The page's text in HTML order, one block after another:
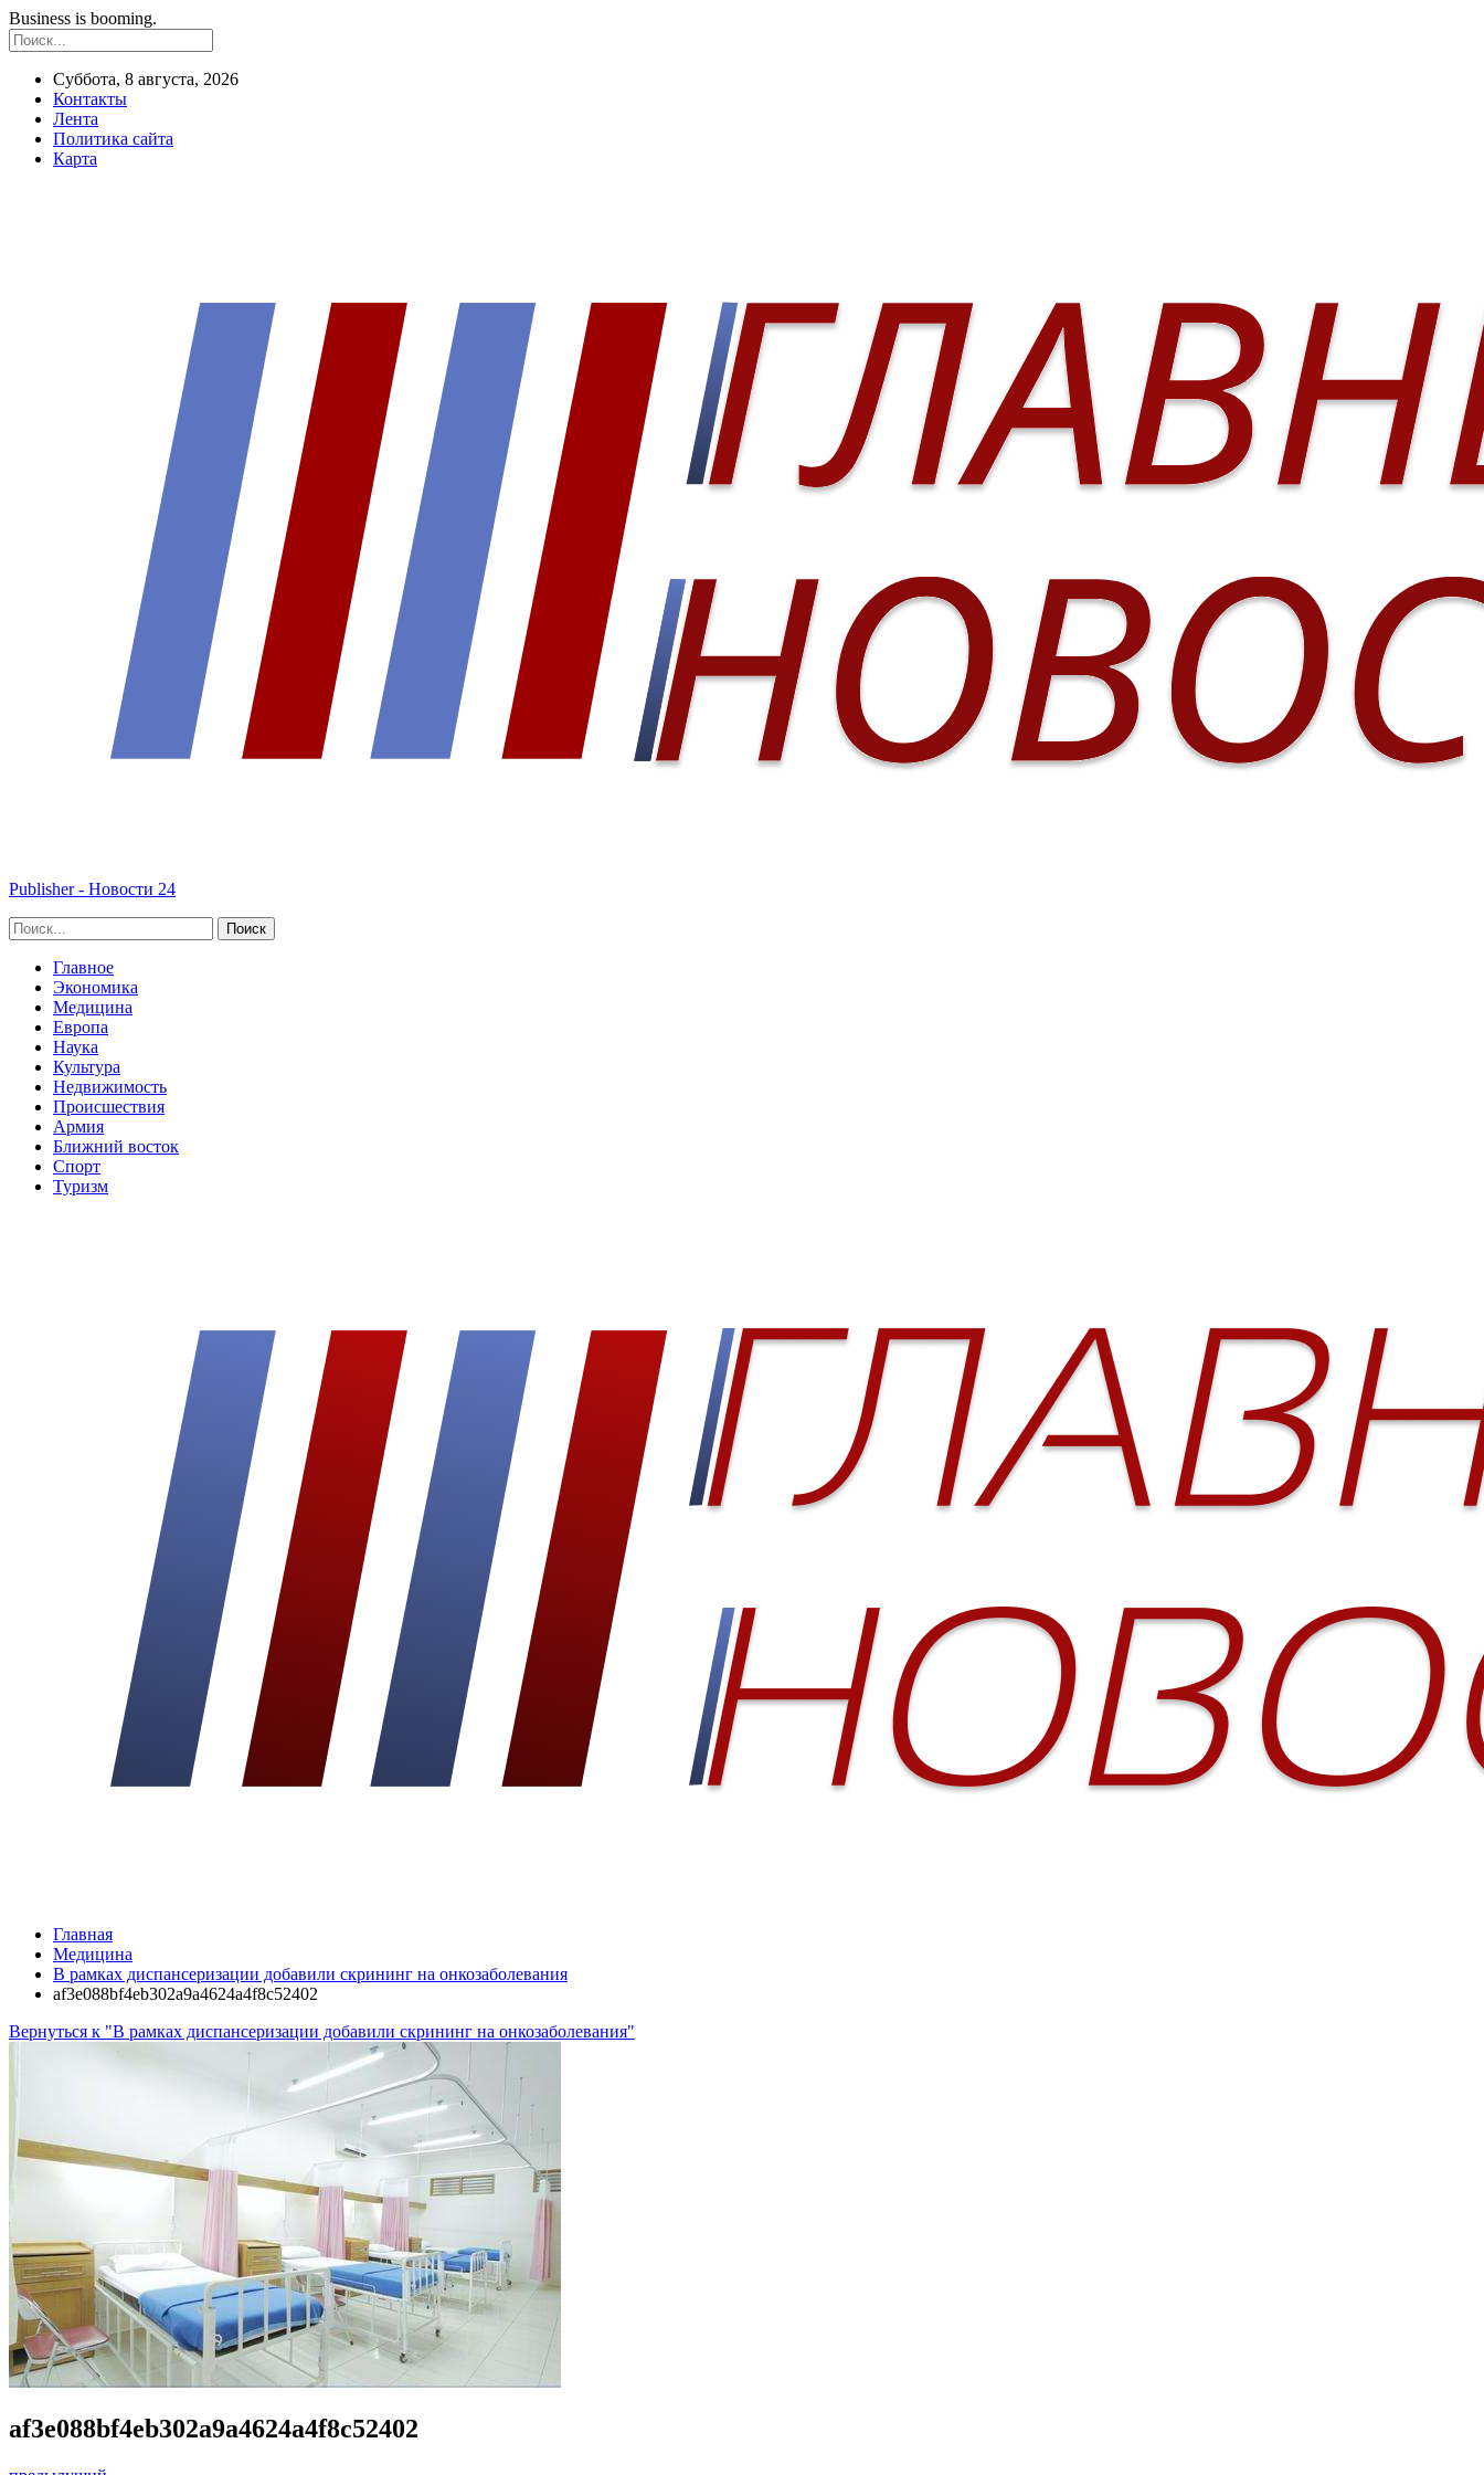
Business is booming.
Суббота, 8 августа, 2026
Контакты
Лента
Политика сайта
Карта
Publisher - Новости 24
Главное
Экономика
Медицина
Европа
Наука
Культура
Недвижимость
Происшествия
Армия
Ближний восток
Спорт
Туризм
Главная
Медицина
В рамках диспансеризации добавили скрининг на онкозаболевания
af3e088bf4eb302a9a4624a4f8c52402
Вернуться к "В рамках диспансеризации добавили скрининг на онкозаболевания"
af3e088bf4eb302a9a4624a4f8c52402